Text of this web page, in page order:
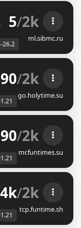
26.2 [ Trails
| ☠ Assaults
5/2k
ml.sibmc.ru
26.2
ДОНАТ
АНАРХИЯ
Глобальное
/2k
go.holytime.su
ДОНАТ
АНАРХИЯ
Глобальное
/2k
mr.funtimes.su
АНАРХИЯ
Глобальное
4k/2k
tcp.funtime.sh